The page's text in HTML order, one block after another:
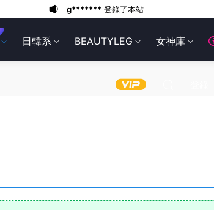
日韓系 BEAUTYLEG 女神庫
6*******
6*******
6*******